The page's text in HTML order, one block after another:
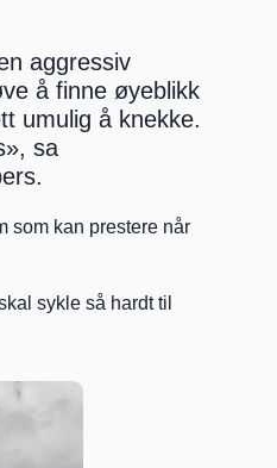
aggressiv
å finne øyeblikk
umulig å knekke.
sa
som kan prestere når
sykle så hardt til